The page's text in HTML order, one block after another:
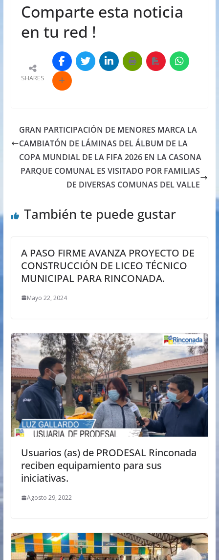
Comparte esta noticia
en tu red !
SHARES
GRAN PARTICIPACIÓN DE MENORES MARCA LA
CAMBIATÓN DE LÁMINAS DEL ÁLBUM DE LA
COPA MUNDIAL DE LA FIFA 2026 EN LA CASONA
PARQUE COMUNAL ES VISITADO POR FAMILIAS
DE DIVERSAS COMUNAS DEL VALLE
También te puede gustar
A PASO FIRME AVANZA PROYECTO DE
CONSTRUCCIÓN DE LICEO TÉCNICO
MUNICIPAL PARA RINCONADA.
Mayo 22, 2024
Usuarios (as) de PRODESAL Rinconada
reciben equipamiento para sus
iniciativas.
Agosto 29, 2022